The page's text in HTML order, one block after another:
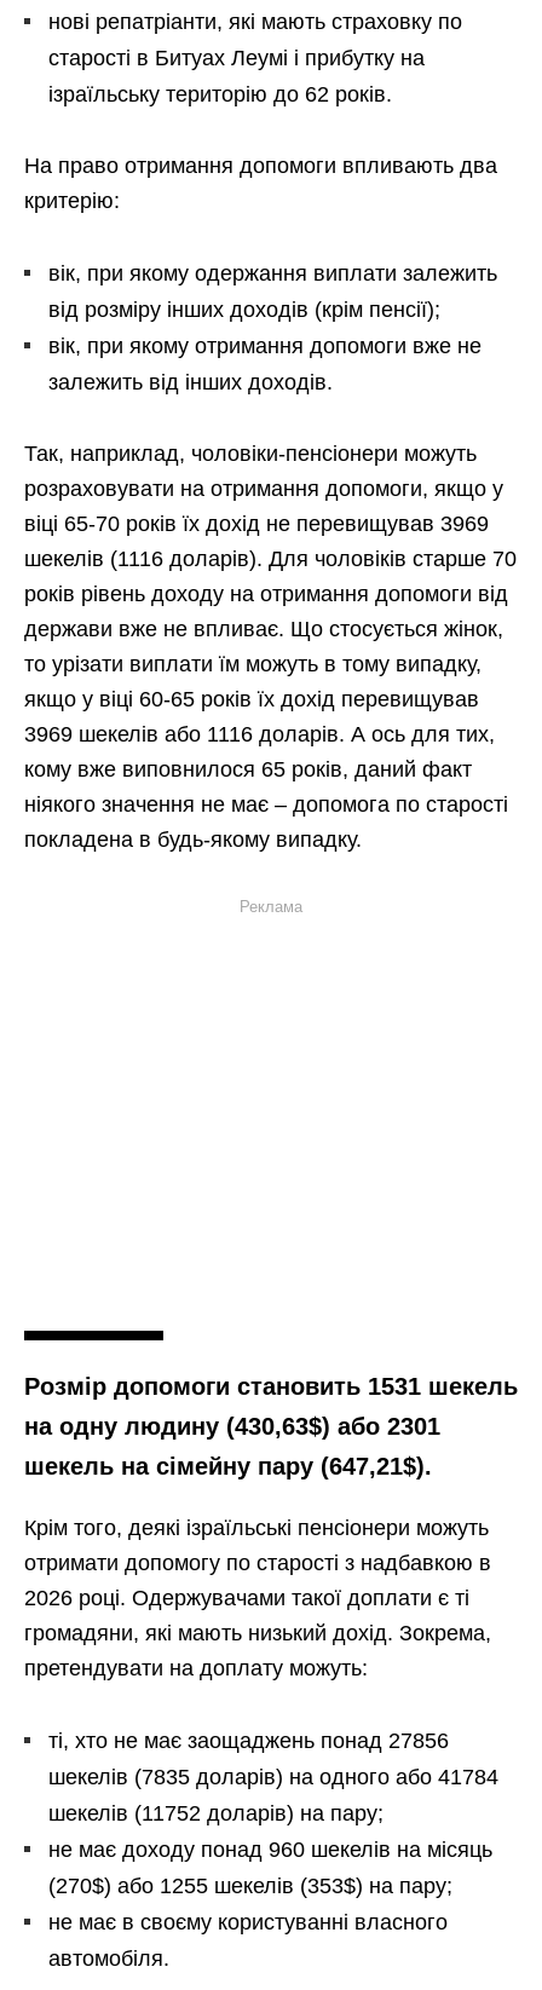
нові репатріанти, які мають страховку по
старості в Битуах Леумі і прибутку на
ізраїльську територію до 62 років.
На право отримання допомоги впливають два
критерію:
вік, при якому одержання виплати залежить
від розміру інших доходів (крім пенсії);
вік, при якому отримання допомоги вже не
залежить від інших доходів.
Так, наприклад, чоловіки-пенсіонери можуть
розраховувати на отримання допомоги, якщо у
віці 65-70 років їх дохід не перевищував 3969
шекелів (1116 доларів). Для чоловіків старше 70
років рівень доходу на отримання допомоги від
держави вже не впливає. Що стосується жінок,
то урізати виплати їм можуть в тому випадку,
якщо у віці 60-65 років їх дохід перевищував
3969 шекелів або 1116 доларів. А ось для тих,
кому вже виповнилося 65 років, даний факт
ніякого значення не має – допомога по старості
покладена в будь-якому випадку.
Реклама
Розмір допомоги становить 1531 шекель
на одну людину (430,63$) або 2301
шекель на сімейну пару (647,21$).
Крім того, деякі ізраїльські пенсіонери можуть
отримати допомогу по старості з надбавкою в
2026 році. Одержувачами такої доплати є ті
громадяни, які мають низький дохід. Зокрема,
претендувати на доплату можуть:
ті, хто не має заощаджень понад 27856
шекелів (7835 доларів) на одного або 41784
шекелів (11752 доларів) на пару;
не має доходу понад 960 шекелів на місяць
(270$) або 1255 шекелів (353$) на пару;
не має в своєму користуванні власного
автомобіля.